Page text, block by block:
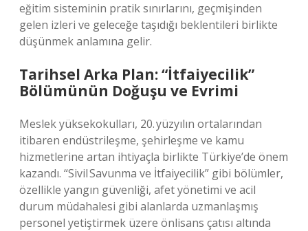
eğitim sisteminin pratik sınırlarını, geçmişinden
gelen izleri ve geleceğe taşıdığı beklentileri birlikte
düşünmek anlamına gelir.
Tarihsel Arka Plan: “İtfaiyecilik”
Bölümünün Doğuşu ve Evrimi
Meslek yüksekokulları, 20. yüzyılın ortalarından
itibaren endüstrileşme, şehirleşme ve kamu
hizmetlerine artan ihtiyaçla birlikte Türkiye’de önem
kazandı. “Sivil Savunma ve İtfaiyecilik” gibi bölümler,
özellikle yangın güvenliği, afet yönetimi ve acil
durum müdahalesi gibi alanlarda uzmanlaşmış
personel yetiştirmek üzere önlisans çatısı altında